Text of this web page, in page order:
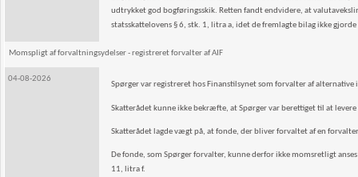
udtrykket god bogføringsskik. Retten fandt endvidere, at
statsskattelovens § 6, stk. 1, litra a, idet de fremlagte bilag ikke
Momspligt af forvaltningsydelser - registreret forvalter af AIF
04-08-2026
Spørger var registreret hos Finanstilsynet som forvalter af
Skatterådet kunne ikke bekræfte, at Spørger var berettiget til at
Skatterådet lagde vægt på, at fonde, der bliver forvaltet af en
De fonde, som Spørger forvalter, kunne derfor ikke momsretligt
11, litra f.